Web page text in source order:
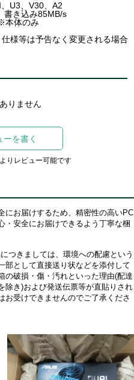
U3、V30、A2
書き込み85MB/s
本体のみ
様等は予告なく変更される場合
りません
を書く
りレビュー可能です
にお届けするため、精密性の高いPC
・安全にお届けできるよう丁寧な梱
つきましては、環境への配慮という
部として直接送り状などを添付して
の破損・傷・汚れといった理由(配達
除き)および発送伝票等が直貼りされ
お受けできませんのでご了承くださ